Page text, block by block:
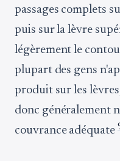
passages complets
puis sur la lèvre
légèrement le
plupart des gens
produit sur les
donc généralement
couvrance adéquate